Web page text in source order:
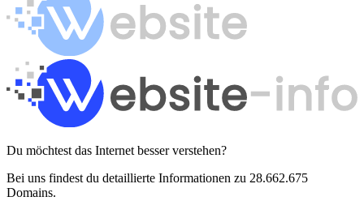
Du möchtest das Internet besser verstehen?
Bei uns findest du detaillierte Informationen zu 28.662.675
Domains.